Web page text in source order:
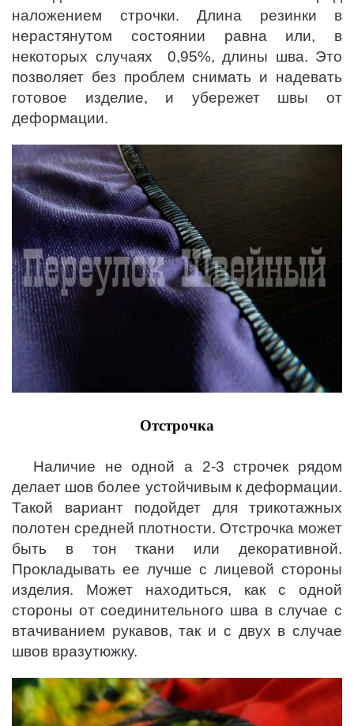
наложением строчки. Длина резинки в
нерастянутом состоянии равна или, в
некоторых случаях 0,95%, длины шва. Это
позволяет без проблем снимать и надевать
готовое изделие, и убережет швы от
деформации.
Отстрочка
Наличие не одной а 2-3 строчек рядом
делает шов более устойчивым к деформации.
Такой вариант подойдет для трикотажных
полотен средней плотности. Отстрочка может
быть в тон ткани или декоративной.
Прокладывать ее лучше с лицевой стороны
изделия. Может находиться, как с одной
стороны от соединительного шва в случае с
втачиванием рукавов, так и с двух в случае
швов вразутюжку.